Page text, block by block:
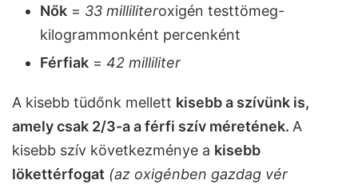
Nők = 33 milliliteroxigén testtömeg-
kilogrammonként percenként
Férfiak = 42 milliliter
A kisebb tüdőnk mellett kisebb a szívünk is,
amely csak 2/3-a a férfi szív méretének. A
kisebb szív következménye a kisebb
lökettérfogat (az oxigénben gazdag vér